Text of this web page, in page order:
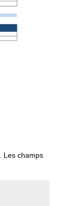
Les champs